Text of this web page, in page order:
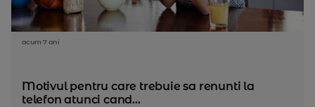
acum 7 ani
Motivul pentru care trebuie sa renunti la
telefon atunci cand...